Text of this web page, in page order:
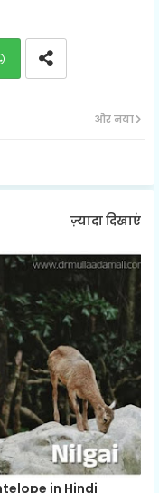
और नया
ज़्यादा दिखाएं
in Hindi